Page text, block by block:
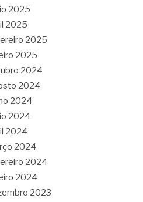
2025
2025
2025
2025
2024
2024
2024
2024
2024
2024
2024
2024
2023